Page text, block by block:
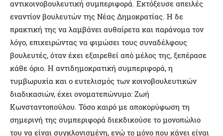
αντικοινοβουλευτική συμπεριφορά. Εκτόξευσε απειλές
εναντίον βουλευτών της Νέας Δημοκρατίας. Η δε
πρακτική της να λαμβάνει αυθαίρετα και παράνομα τον
λόγο, επιχειρώντας να φιμώσει τους συναδέλφους
βουλευτές, όταν έχει εξαιρεθεί από μέλος της, ξεπέρασε
κάθε όριο. Η αντιδημοκρατική συμπεριφορά, η
τυμβωρυχία και ο ευτελισμός των κοινοβουλευτικών
διαδικασιών, έχει ονοματεπώνυμο: Ζωή
Κωνσταντοπούλου. Τόσο καιρό με αποκορύφωση τη
σημερινή της συμπεριφορά διεκδικούσε το μονοπώλιο
του να είναι συγκλονισμένη, ενώ το μόνο που κάνει είναι